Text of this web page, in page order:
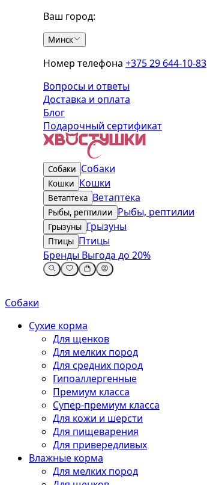
Ваш город:
Минск
Номер телефона +375 29 644-10-83
Вопросы и ответы
Доставка и оплата
Блог
Подарочный сертификат
Собаки Собаки
Кошки Кошки
Ветаптека Ветаптека
Рыбы, рептилии Рыбы, рептилии
Грызуны Грызуны
Птицы Птицы
Бренды Выгода до 20%
Собаки
Сухие корма
Для щенков
Для мелких пород
Для средних пород
Гипоаллергенные
Премиум класса
Супер-премиум класса
Для кожи и шерсти
Для пищеварения
Для привередливых
Влажные корма
Для мелких пород